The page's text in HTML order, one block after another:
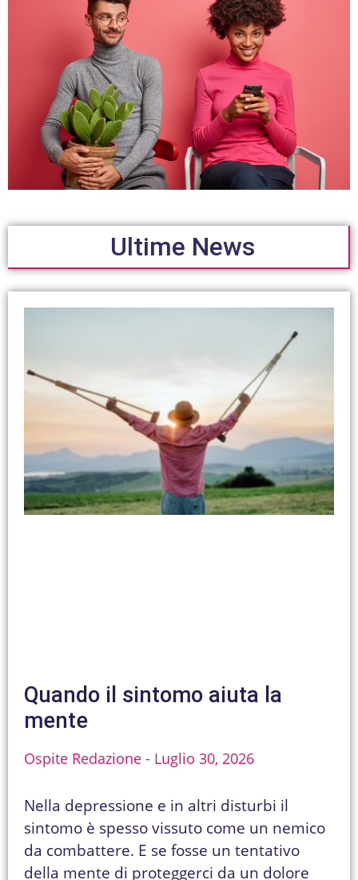
Ultime News
Quando il sintomo aiuta la
mente
Ospite Redazione Luglio 30, 2026
Nella depressione e in altri disturbi il
sintomo è spesso vissuto come un nemico
da combattere. E se fosse un tentativo
della mente di proteggerci da un dolore